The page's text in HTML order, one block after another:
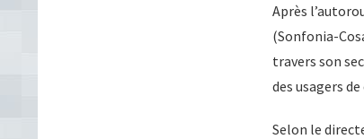
Après
(Sonfonia-
travers son
des usagers de
Selon le